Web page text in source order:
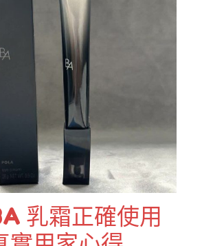
乳霜正確使用